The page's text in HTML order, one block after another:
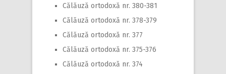
Călăuză ortodoxă nr. 380-381
Călăuză ortodoxă nr. 378-379
Călăuză ortodoxă nr. 377
Călăuză ortodoxă nr. 375-376
Călăuză ortodoxă nr. 374